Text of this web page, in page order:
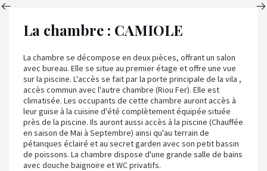
La chambre : CAMIOLE
La chambre se décompose en deux pièces, offrant un salon
avec bureau. Elle se situe au premier étage et offre une vue
sur la piscine. L'accès se fait par la porte principale de la vila ,
accès commun avec l'autre chambre (Riou Fer). Elle est
climatisée. Les occupants de cette chambre auront accès à
leur guise à la cuisine d'été complètement équipée située
près de la piscine. Ils auront aussi accès à la piscine (Chauffée
en saison de Mai à Septembre) ainsi qu'au terrain de
pétanques éclairé et au secret garden avec son petit bassin
de poissons. La chambre dispose d'une grande salle de bains
avec douche baignoire et WC privatifs.